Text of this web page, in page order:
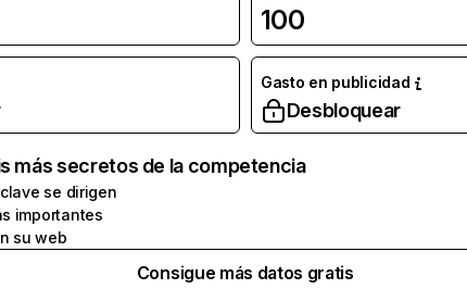
100
Gasto en publicidad
Desbloquear
más secretos de la competencia
se dirigen
importantes
su web
Consigue más datos gratis